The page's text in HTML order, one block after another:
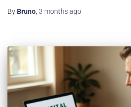
By Bruno 3 monthsago